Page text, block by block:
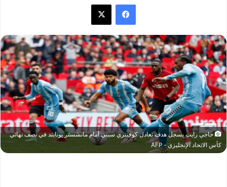
فيسبوك
حاجي رايت يسجل هدف تعادل كوفنتري سيتي أمام مانشستر يونايتد في نصف نهائي
كأس الاتحاد الإنجليزي - AFP